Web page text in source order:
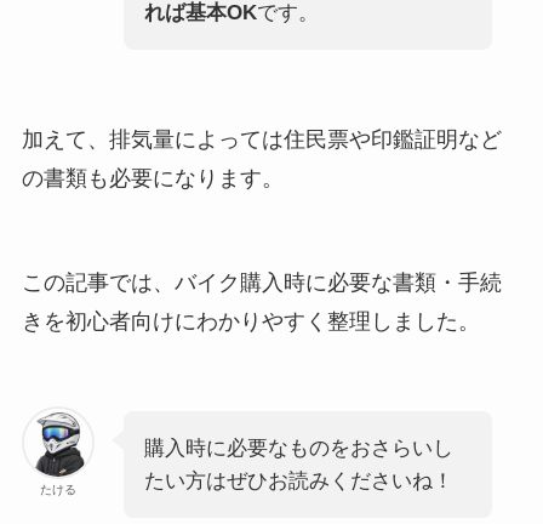
れば基本OKです。
加えて、排気量によっては住民票や印鑑証明など
の書類も必要になります。
この記事では、バイク購入時に必要な書類・手続
きを初心者向けにわかりやすく整理しました。
たける
購入時に必要なものをおさらいし
たい方はぜひお読みくださいね！